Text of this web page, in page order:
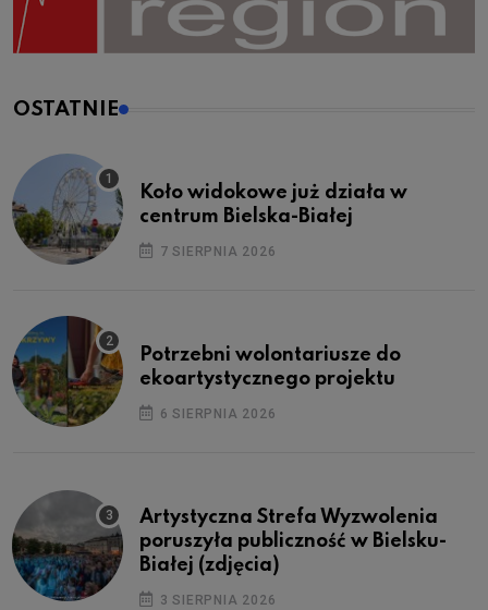
OSTATNIE
Koło widokowe już działa w
centrum Bielska-Białej
7 SIERPNIA 2026
Potrzebni wolontariusze do
ekoartystycznego projektu
6 SIERPNIA 2026
Artystyczna Strefa Wyzwolenia
poruszyła publiczność w Bielsku-
Białej (zdjęcia)
3 SIERPNIA 2026